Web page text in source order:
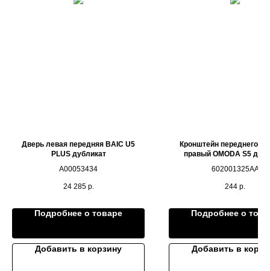
Дверь левая передняя BAIC U5
PLUS дубликат
A00053434
24 285 р.
Подробнее о товаре
Добавить в корзину
Кронштейн переднего
правый OMODA S5
602001325AA
244 р.
Подробнее о
Добавить в